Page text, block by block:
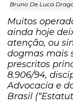
Bruno De Luca
Muitos
ainda hoje
atenção, ou
dogmas mais
prescritos
8.906/94,
Advocacia e
Brasil